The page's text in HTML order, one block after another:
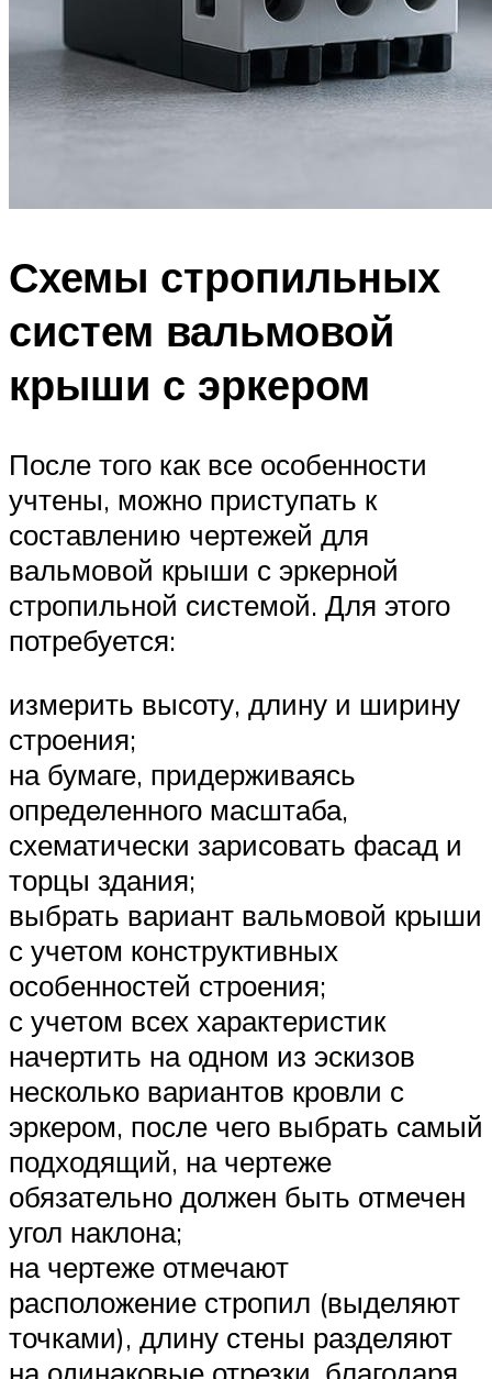
Схемы стропильных
систем вальмовой
крыши с эркером
После того как все особенности
учтены, можно приступать к
составлению чертежей для
вальмовой крыши с эркерной
стропильной системой. Для этого
потребуется:
измерить высоту, длину и ширину
строения;
на бумаге, придерживаясь
определенного масштаба,
схематически зарисовать фасад и
торцы здания;
выбрать вариант вальмовой крыши
с учетом конструктивных
особенностей строения;
с учетом всех характеристик
начертить на одном из эскизов
несколько вариантов кровли с
эркером, после чего выбрать самый
подходящий, на чертеже
обязательно должен быть отмечен
угол наклона;
на чертеже отмечают
расположение стропил (выделяют
точками), длину стены разделяют